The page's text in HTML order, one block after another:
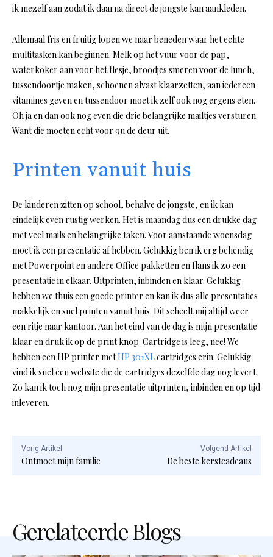
ik mezelf aan zodat ik daarna direct de jongste kan aankleden.
Allemaal fris en fruitig lopen we naar beneden waar het echte
multitasken kan beginnen. Melk op het vuur voor de pap,
waterkoker aan voor het flesje, broodjes smeren voor de lunch,
tussendoortje maken, schoenen alvast klaarzetten, aan iedereen
vitamines geven en tussendoor moet ik zelf ook nog ergens eten.
Oh ja en dan ook nog even die drie belangrijke mailtjes versturen.
Want die moeten echt voor 9u de deur uit.
Printen vanuit huis
De kinderen zitten op school, behalve de jongste, en ik kan
eindelijk even rustig werken. Het is maandag dus een drukke dag
met veel mails en belangrijke taken. Voor aanstaande woensdag
moet ik een presentatie af hebben. Gelukkig ben ik erg behendig
met Powerpoint en andere Office pakketten en flans ik zo een
presentatie in elkaar. Uitprinten, inbinden en klaar. Gelukkig
hebben we thuis een goede printer en kan ik dus alle presentaties
makkelijk en snel printen vanuit huis. Dit scheelt mij altijd weer
een ritje naar kantoor. Aan het eind van de dag is mijn presentatie
klaar en druk ik op de print knop. Cartridge is leeg, nee! We
hebben een HP printer metHP 301XLcartridges erin. Gelukkig
vind ik snel een website die de cartridges dezelfde dag nog levert.
Zo kan ik toch nog mijn presentatie uitprinten, inbinden en op tijd
inleveren.
Vorig Artikel
Ontmoet mijn familie
Volgend Artikel
De beste kerstcadeaus
Gerelateerde Blogs